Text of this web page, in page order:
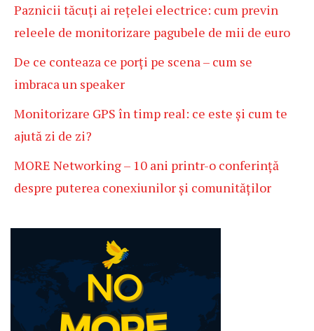
Paznicii tăcuți ai rețelei electrice: cum previn
releele de monitorizare pagubele de mii de euro
De ce conteaza ce porți pe scena – cum se
imbraca un speaker
Monitorizare GPS în timp real: ce este și cum te
ajută zi de zi?
MORE Networking – 10 ani printr-o conferință
despre puterea conexiunilor și comunităților